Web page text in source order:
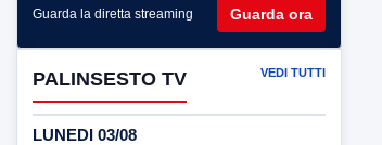
Guarda la diretta streaming Guarda ora
PALINSESTO TV VEDI TUTTI
LUNEDI 03/08